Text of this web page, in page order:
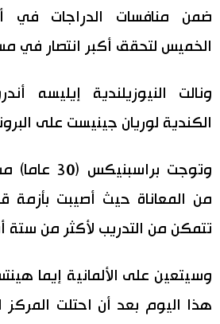
اقتصاد
طوكيو
المطبخ الياباني
ضمن منافسات الدراجات في
الخميس لتحقق أكبر انتصار في
ونالت النيوزيلندية إيليسه
الكندية لوريان جينيست على
وتوجت
تتمكن من التدريب لأكثر من ستة
وسيتعين على الألمانية إيما
هذا اليوم بعد أن احتلت المركز